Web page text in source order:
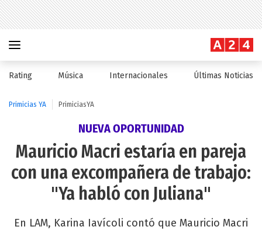
Rating Música Internacionales Últimas Noticias
Primicias YA PrimiciasYA
NUEVA OPORTUNIDAD
Mauricio Macri estaría en pareja
con una excompañera de trabajo:
"Ya habló con Juliana"
En LAM, Karina Iavícoli contó que Mauricio Macri